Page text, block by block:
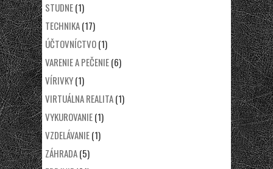
STUDNE(1)
TECHNIKA(17)
ÚČTOVNÍCTVO(1)
VARENIE A PEČENIE(6)
VÍRIVKY(1)
VIRTUÁLNA REALITA(1)
VYKUROVANIE(1)
VZDELÁVANIE(1)
ZÁHRADA(5)